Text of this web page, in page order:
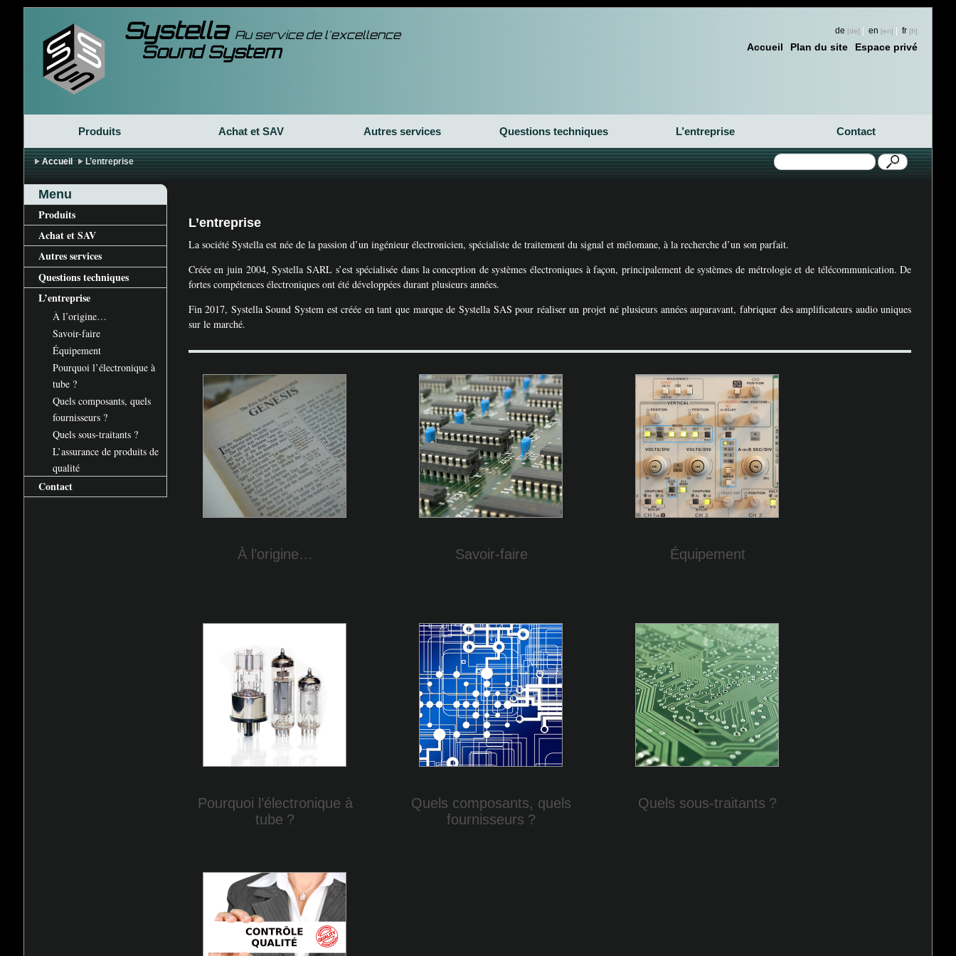
Systella Au service de l'excellence
Sound System
de | en | fr
Accueil Plan du site Espace privé
Produits Achat et SAV Autres services Questions techniques L’entreprise Contact
Accueil L’entreprise
Menu
Produits
Achat etSAV
Autres services
Questions techniques
L’entreprise
À l’origine…
Savoir-faire
Équipement
Pourquoi l’électronique à
tube ?
Quels composants, quels
fournisseurs ?
Quels sous-traitants ?
L’assurance de produits de
qualité
Contact
L’entreprise
La société Systella est née de la passion d’un ingénieur électronicien, spécialiste de traitement du signal et mélomane, à la recherche d’un son parfait.
Créée en juin 2004, Systella SARLs’est spécialisée dans la conception de systèmes électroniques à façon, principalement de systèmes de métrologie et de télécommunication. De
fortes compétences électroniques ont été développées durant plusieurs années.
Fin 2017, Systella Sound System est créée en tant que marque de Systella SAS pour réaliser un projet né plusieurs années auparavant, fabriquer des amplificateurs audio uniques
sur le marché.
À l’origine… Savoir-faire Équipement
Pourquoi l’électronique à
tube ?
Quels composants, quels
fournisseurs ?
Quels sous-traitants ?